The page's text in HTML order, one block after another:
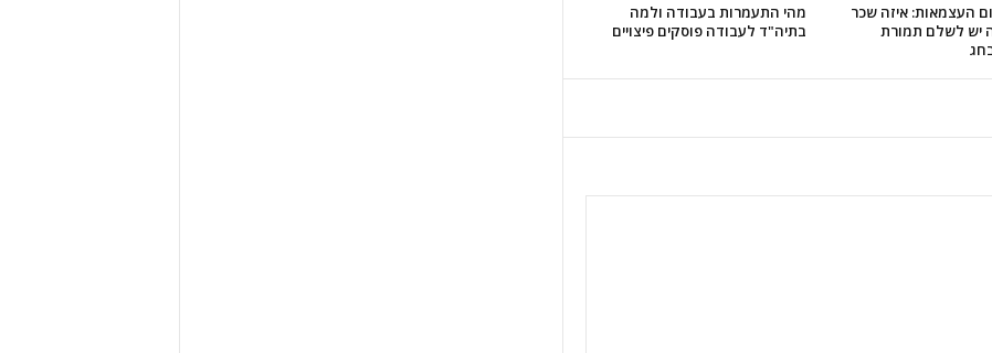
מהי התעמרות בעבודה ולמה
בתיה"ד לעבודה פוסקים פיצויים
העצמאות: איזה שכר
יש לשלם תמורת